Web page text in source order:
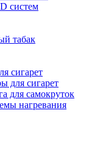
систем
табак
сигарет
для сигарет
для самокруток
нагревания